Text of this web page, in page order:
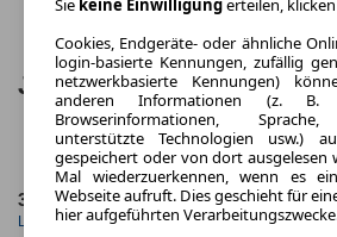
Jaguar XE P250 S 4 Türen
36 Monate
Laufzeit
15.000
Sie keine Einwilligungerteilen,
Cookies, Endgeräte- oder ähnliche
login-basierte Kennungen, zufällig
netzwerkbasierte Kennungen)
anderen Informationen (z. B.
Browserinformationen,
unterstützte Technologien usw.)
gespeichert oder von dort ausgelesen
Mal wiederzuerkennen, wenn es
Webseite aufruft. Dies geschieht für
hier aufgeführten